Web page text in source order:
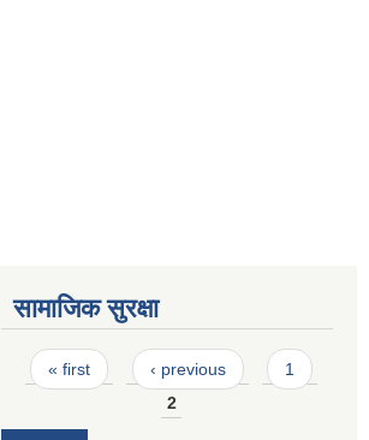
सामाजिक सुरक्षा
Pages
« first ‹ previous
1
2